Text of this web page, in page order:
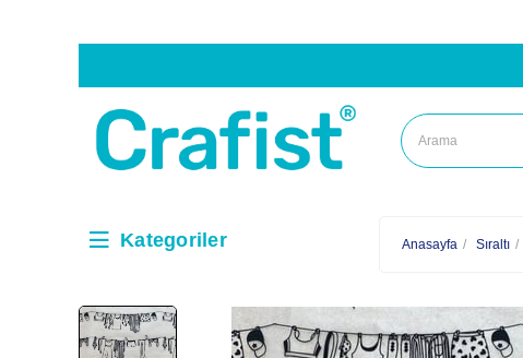
Kategoriler Anasayfa Sıraltı